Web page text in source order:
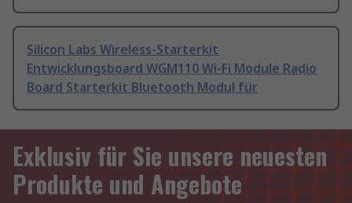
Silicon Labs Wireless-Starterkit
Entwicklungsboard WGM110 Wi-Fi Module Radio
Board Starterkit Bluetooth Modul für
Exklusiv für Sie unsere neuesten
Produkte und Angebote